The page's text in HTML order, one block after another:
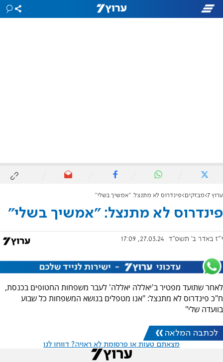
ערוץ 7 מבזקים פינדרוס לא מתנצל: "אמשיך בשלי"
פינדרוס לא מתנצל: "אמשיך בשלי"
י"ז באדר ב׳ תשפ"ד 27.03.24, 17:09
לאחר שתועד מפטיר ב'יאללה יאללה' לעבר משפחות החטופים בכנסת,
ח"כ פינדרוס לא מתנצל: "אנו מטפלים בנושא המשפחות כל שבוע
בוועדה שלי"
לכתבה המלאה
מצאתם טעות או פרסומת לא ראויה? דווחו לנו